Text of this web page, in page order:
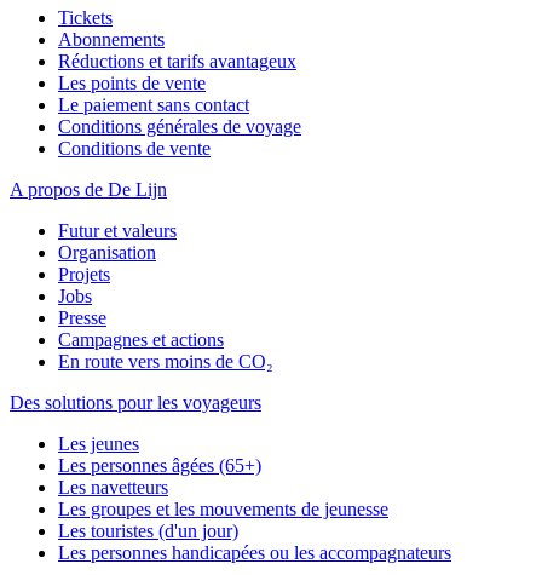
Tickets
Abonnements
Réductions et tarifs avantageux
Les points de vente
Le paiement sans contact
Conditions générales de voyage
Conditions de vente
A propos de De Lijn
Futur et valeurs
Organisation
Projets
Jobs
Presse
Campagnes et actions
En route vers moins de CO₂
Des solutions pour les voyageurs
Les jeunes
Les personnes âgées (65+)
Les navetteurs
Les groupes et les mouvements de jeunesse
Les touristes (d'un jour)
Les personnes handicapées ou les accompagnateurs